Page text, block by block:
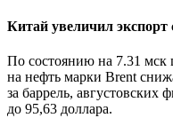
Китай увеличил экспорт
По состоянию на 7.31 мск
на нефть марки Brent
за баррель,
до 95,63 доллара.